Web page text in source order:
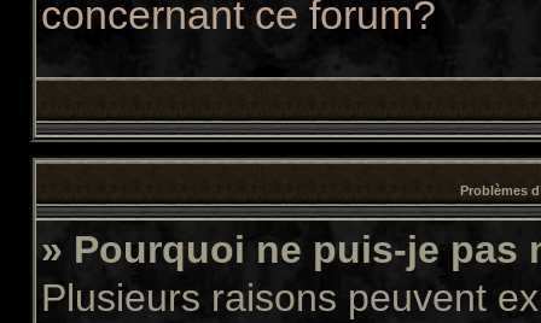
concernant ce forum?
Problèmes
» Pourquoi ne puis-je pas
Plusieurs raisons peuvent